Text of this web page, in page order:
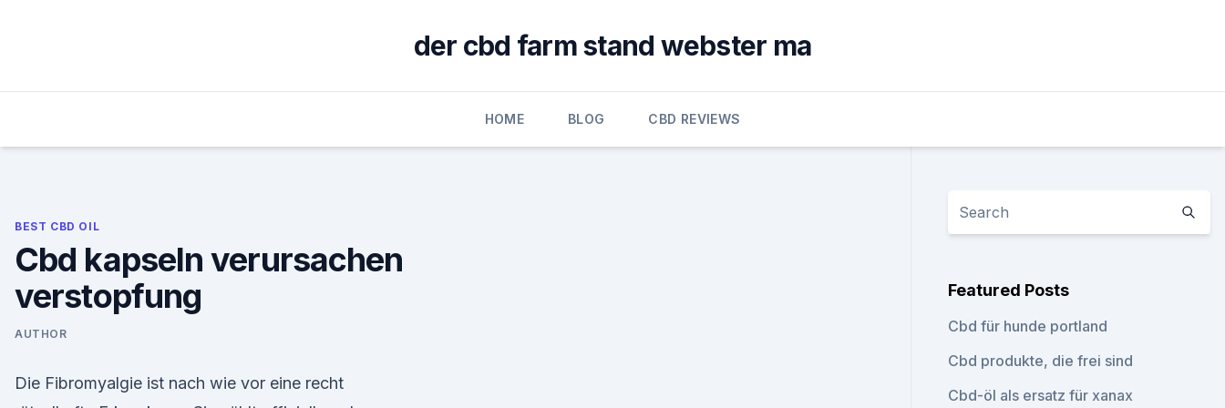
der cbd farm stand webster ma
HOME BLOG CBD REVIEWS
BEST CBD OIL
Cbd kapseln verursachen
verstopfung
AUTHOR
Die Fibromyalgie ist nach wie vor eine recht
Featured Posts
Cbd für hunde portland
Cbd produkte, die frei sind
Cbd-öl als ersatz für xanax